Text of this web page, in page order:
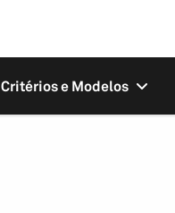
Critérios e Modelos